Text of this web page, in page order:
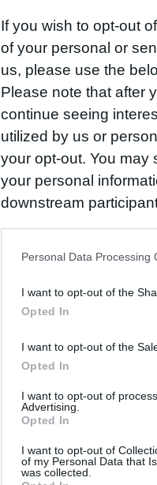
If you wish to opt-out
of your personal or
us, please use the
Please note that after
continue seeing
utilized by us or
your opt-out. You may
your personal
downstream
us to third parties on
Personal Data Processing
I want to opt-out of the
Opted In
I want to opt-out of the
Opted In
I want to opt-out of
Advertising.
Opted In
I want to opt-out of
of my Personal Data that
was collected.